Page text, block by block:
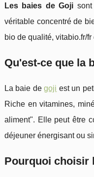
Les baies de Goji
véritable concentré de
bio de qualité, vitabio.fr/
Qu'est-ce que la
La baie degoji est un
Riche en vitamines,
aliment". Elle peut être
déjeuner énergisant ou
Pourquoi choisir